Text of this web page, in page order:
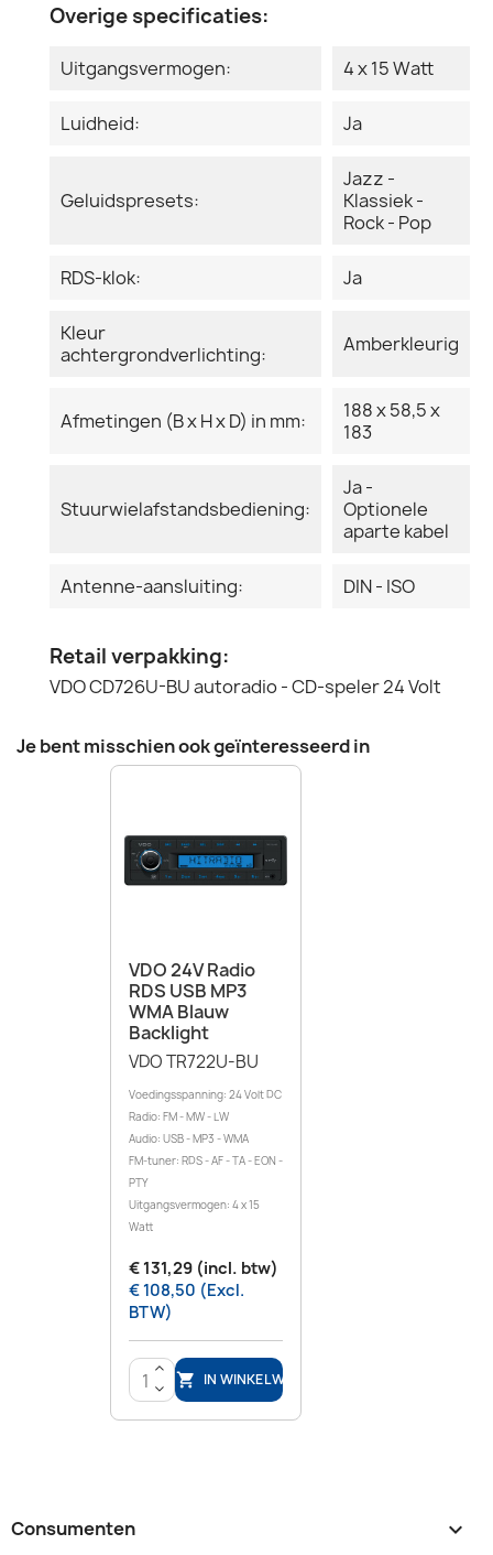
Overige specificaties:
Uitgangsvermogen: 4 x 15 Watt
Luidheid: Ja
Geluidspresets:
Jazz -
Klassiek -
Rock - Pop
RDS-klok: Ja
Kleur
achtergrondverlichting:
Amberkleurig
Afmetingen (B x H x D) in mm:
188 x 58,5 x
183
Stuurwielafstandsbediening:
Ja -
Optionele
aparte kabel
Antenne-aansluiting: DIN - ISO
Retail verpakking:
VDO CD726U-BU autoradio - CD-speler 24 Volt
Je bent misschien ook geïnteresseerd in
VDO 24V Radio
RDS USB MP3
WMA Blauw
Backlight
VDO TR722U-BU
Voedingsspanning: 24 Volt DC
Radio: FM - MW - LW
Audio: USB - MP3 - WMA
FM-tuner: RDS - AF - TA - EON -
PTY
Uitgangsvermogen: 4 x 15
Watt
€ 131,29 (incl. btw)
€ 108,50 (Excl.
BTW)
>
<
 IN WINKELWAGEN
Consumenten 